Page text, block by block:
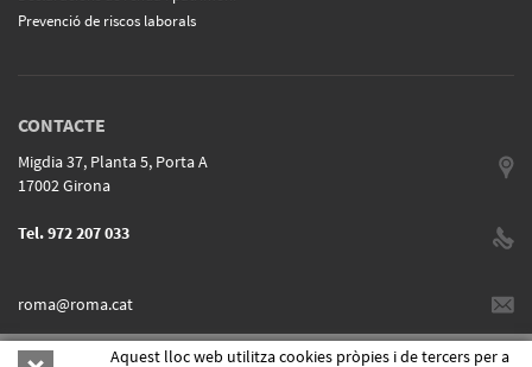
Prevenció de riscos laborals
CONTACTE
Migdia 37, Planta 5, Porta A
17002 Girona
Tel. 972 207 033
roma@roma.cat
ESP POLITICA DE COOKIES | AVÍS LEGAL
Aquest lloc web utilitza cookies pròpies i de tercers per a